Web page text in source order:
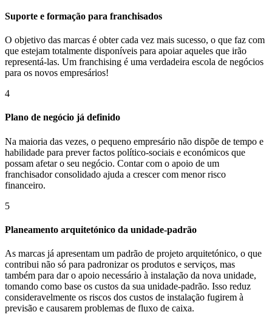
Suporte e formação para franchisados
O objetivo das marcas é obter cada vez mais sucesso, o que faz com
que estejam totalmente disponíveis para apoiar aqueles que irão
representá-las. Um franchising é uma verdadeira escola de negócios
para os novos empresários!
4
Plano de negócio já definido
Na maioria das vezes, o pequeno empresário não dispõe de tempo e
habilidade para prever factos político-sociais e económicos que
possam afetar o seu negócio. Contar com o apoio de um
franchisador consolidado ajuda a crescer com menor risco
financeiro.
5
Planeamento arquitetónico da unidade-padrão
As marcas já apresentam um padrão de projeto arquitetónico, o que
contribui não só para padronizar os produtos e serviços, mas
também para dar o apoio necessário à instalação da nova unidade,
tomando como base os custos da sua unidade-padrão. Isso reduz
consideravelmente os riscos dos custos de instalação fugirem à
previsão e causarem problemas de fluxo de caixa.